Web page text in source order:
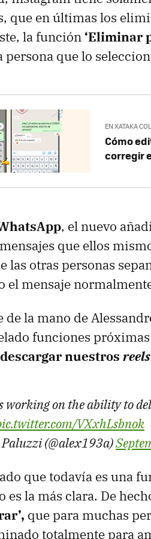
que en últimas los
la función ‘Eliminar
persona que lo
EN XATAKA
Cómo
corregir
, el nuevo
que ellos
las otras personas
el mensaje
de la mano de
funciones
descargar nuestros reels
working on the ability to
VXxhLsbnok
(@alex193a)
que todavía es una
es la más clara. De
que para muchas
totalmente para